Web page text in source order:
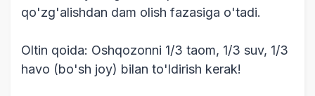
qo'zg'alishdan dam olish fazasiga o'tadi.
Oltin qoida: Oshqozonni 1/3 taom, 1/3 suv, 1/3
havo (bo'sh joy) bilan to'ldirish kerak!